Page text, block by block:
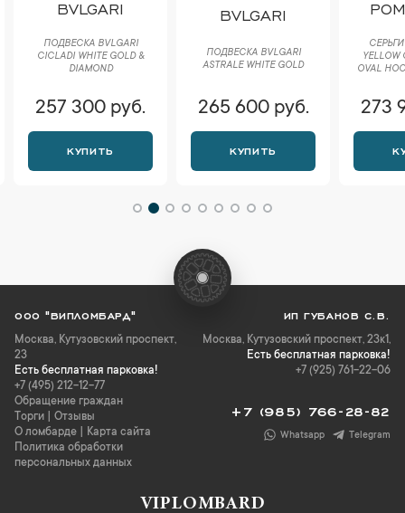
BVLGARI
ПОДВЕСКА BVLGARI
CICLADI WHITE GOLD &
DIAMOND
257 300 руб.
КУПИТЬ
BVLGARI
ПОДВЕСКА BVLGARI
ASTRALE WHITE GOLD
265 600 руб.
КУПИТЬ
СЕРЬГИ
YELLOW
OVAL
273
ООО "ВИПЛОМБАРД"
Москва, Кутузовский проспект,
23
Есть бесплатная парковка!
+7 (495) 212-12-77
Обращение граждан
Торги
Отзывы
О ломбарде
Карта сайта
Политика обработки
персональных данных
ИП ГУБАНОВ С.В.
Москва, Кутузовский проспект, 23к1,
Есть бесплатная парковка!
+7 (925) 761-22-06
+7 (985) 766-28-82
Whatsapp Telegram
VIPLOMBARD